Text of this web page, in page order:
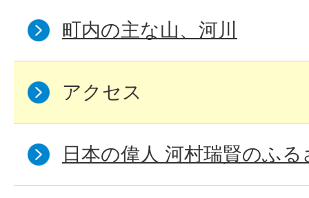
町内の主な山、河川
アクセス
日本の偉人 河村瑞賢のふ